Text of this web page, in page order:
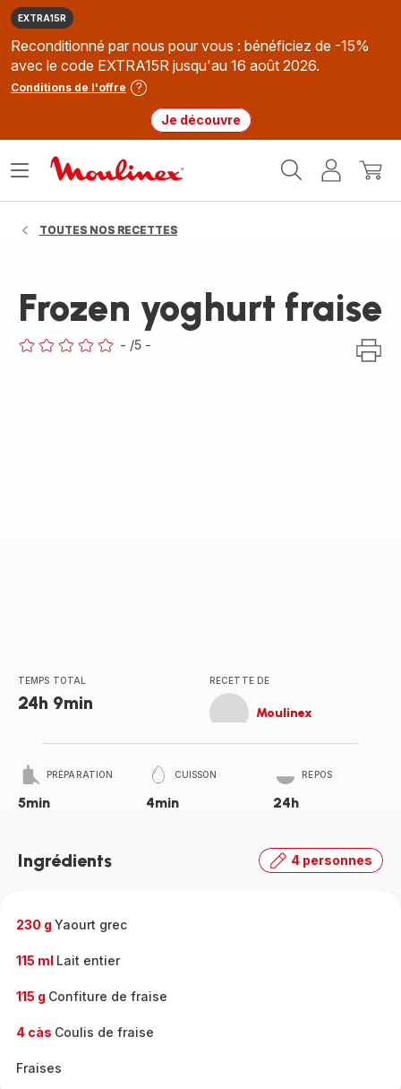
EXTRA15R
Reconditionné par nous pour vous : bénéficiez de -15%
avec le code EXTRA15R jusqu'au 16 août 2026.
Conditions de l'offre
Je découvre
MonMon
Ouvrir
TOUTES NOS RECETTES
Frozen yoghurt fraise
- /5 -
TEMPS TOTAL
24h 9min
RECETTE DE
Moulinex
PRÉPARATION
5min
CUISSON
4min
REPOS
24h
Ingrédients 4 personnes
230 g Yaourt grec
115 ml Lait entier
115 g Confiture de fraise
4 càs Coulis de fraise
Fraises